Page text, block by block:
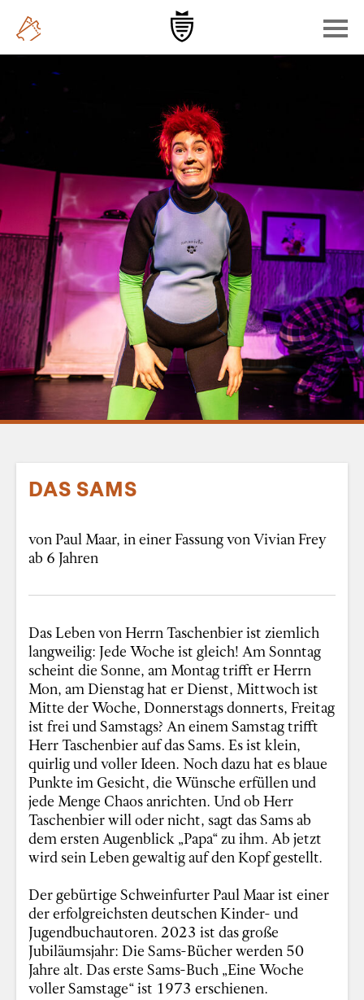
DAS SAMS
von Paul Maar, in einer Fassung von Vivian Frey
ab 6 Jahren
Das Leben von Herrn Taschenbier ist ziemlich
langweilig: Jede Woche ist gleich! Am Sonntag
scheint die Sonne, am Montag trifft er Herrn
Mon, am Dienstag hat er Dienst, Mittwoch ist
Mitte der Woche, Donnerstags donnerts, Freitag
ist frei und Samstags? An einem Samstag trifft
Herr Taschenbier auf das Sams. Es ist klein,
quirlig und voller Ideen. Noch dazu hat es blaue
Punkte im Gesicht, die Wünsche erfüllen und
jede Menge Chaos anrichten. Und ob Herr
Taschenbier will oder nicht, sagt das Sams ab
dem ersten Augenblick „Papa“ zu ihm. Ab jetzt
wird sein Leben gewaltig auf den Kopf gestellt.
Der gebürtige Schweinfurter Paul Maar ist einer
der erfolgreichsten deutschen Kinder- und
Jugendbuchautoren. 2023 ist das große
Jubiläumsjahr: Die Sams-Bücher werden 50
Jahre alt. Das erste Sams-Buch „Eine Woche
voller Samstage“ ist 1973 erschienen.